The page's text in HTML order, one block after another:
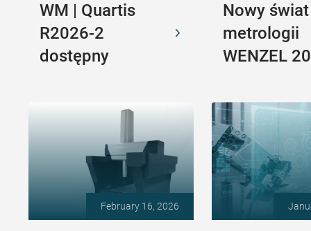
WM | Quartis
R2026-2
dostępny
Nowy świat
metrologii
WENZEL
February 16, 2026